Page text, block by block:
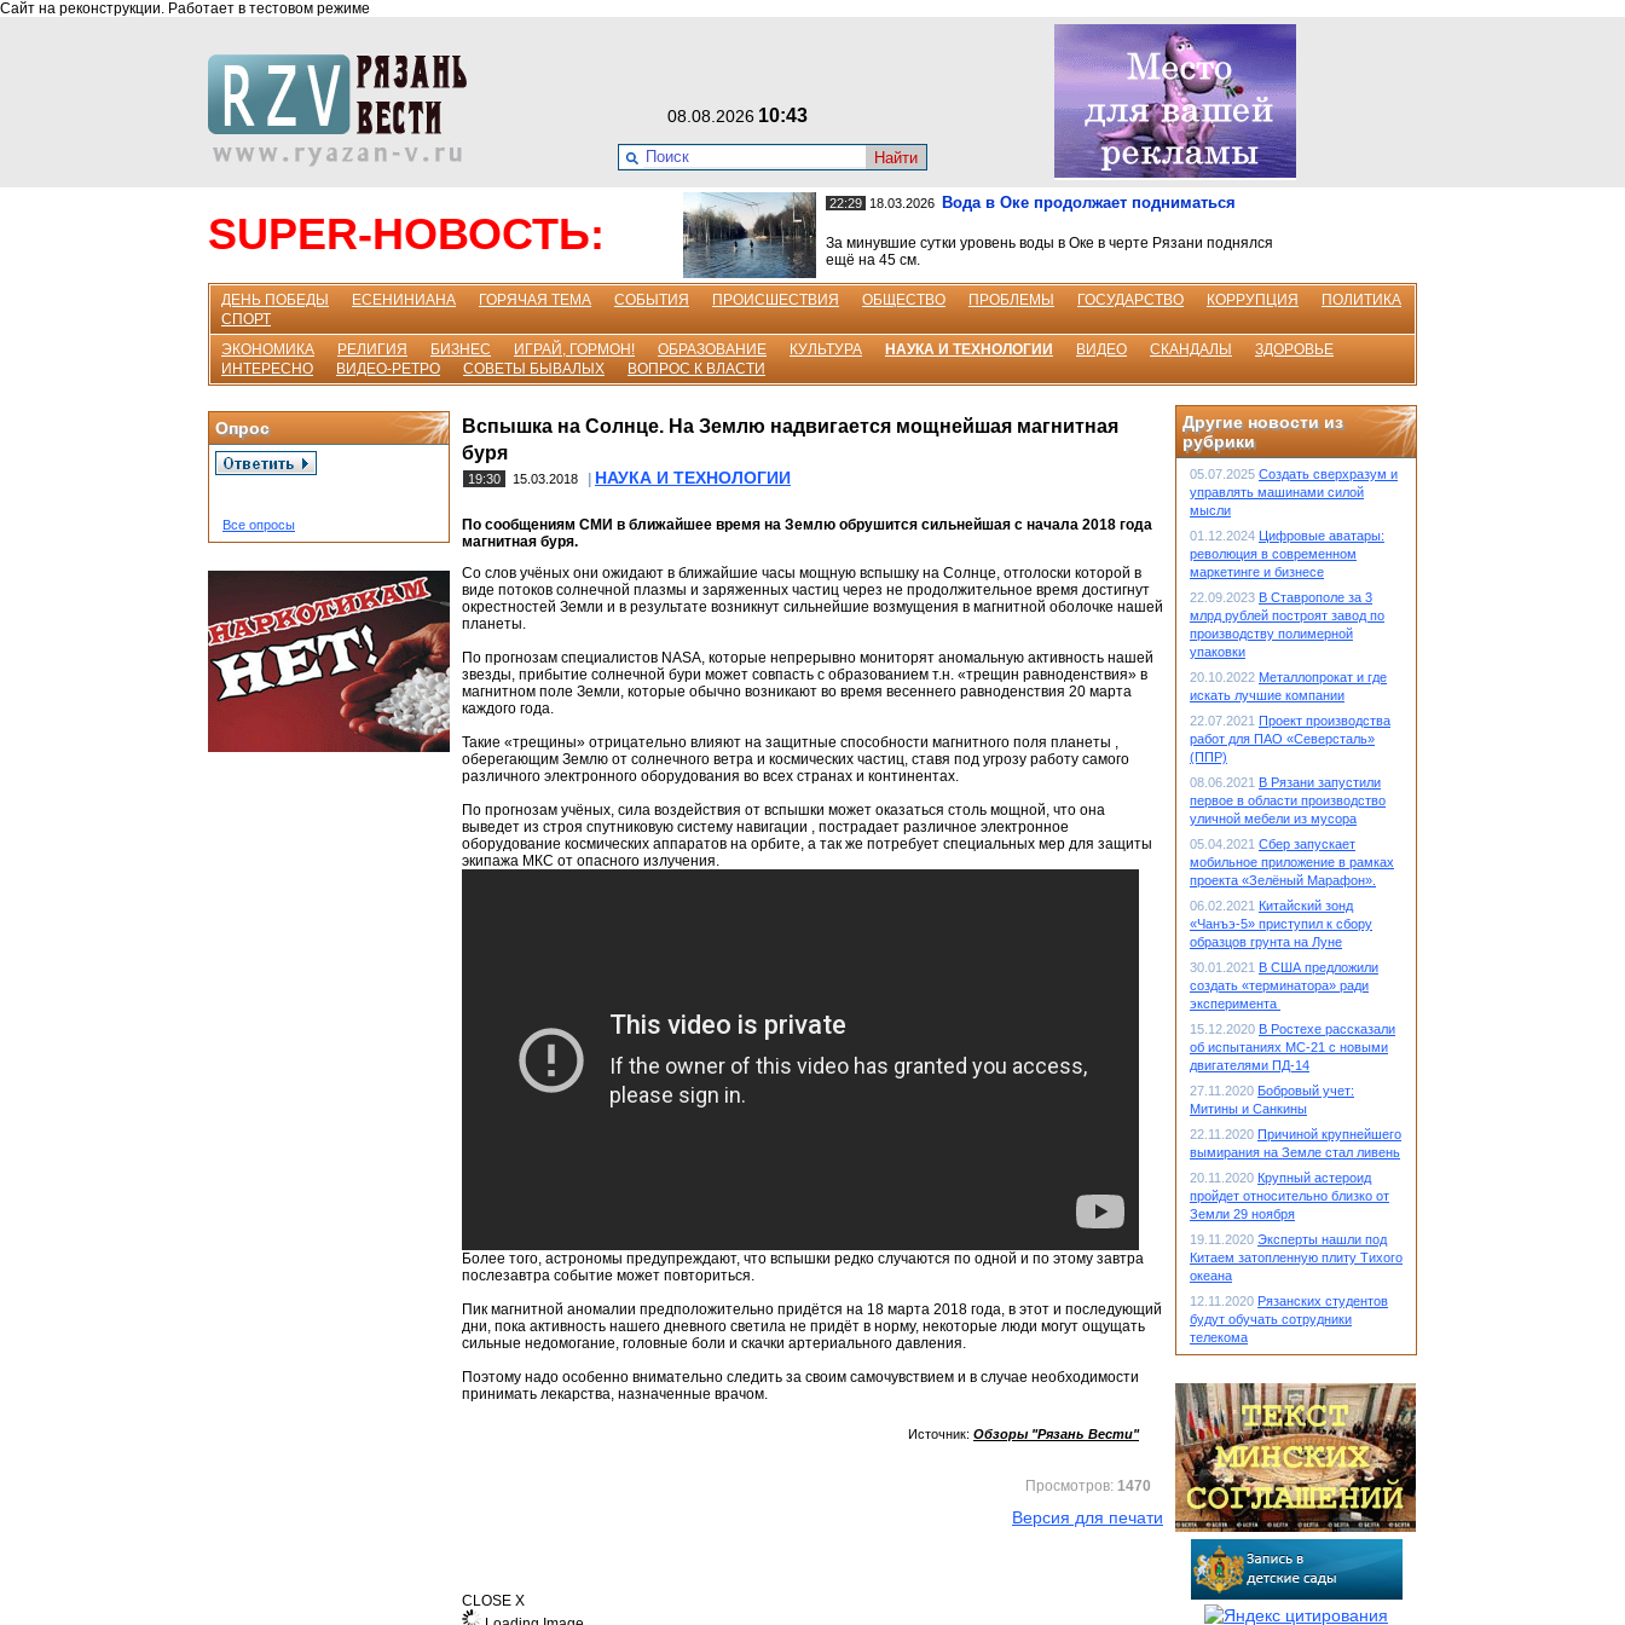
Сайт на реконструкции. Работает в тестовом режиме
08.08.2026 10:43
Найти
SUPER-НОВОСТЬ:
22:29 18.03.2026 Вода в Оке продолжает подниматься
За минувшие сутки уровень воды в Оке в черте Рязани поднялся
ещё на 45 см.
ДЕНЬ ПОБЕДЫ ЕСЕНИНИАНА ГОРЯЧАЯ ТЕМА СОБЫТИЯ ПРОИСШЕСТВИЯ ОБЩЕСТВО ПРОБЛЕМЫ ГОСУДАРСТВО КОРРУПЦИЯ
ПОЛИТИКА
СПОРТ
ЭКОНОМИКА
РЕЛИГИЯ БИЗНЕС ИГРАЙ, ГОРМОН! ОБРАЗОВАНИЕ КУЛЬТУРА НАУКА И ТЕХНОЛОГИИ ВИДЕО СКАНДАЛЫ
ЗДОРОВЬЕ
ИНТЕРЕСНО
ВИДЕО-РЕТРО СОВЕТЫ БЫВАЛЫХ ВОПРОС К ВЛАСТИ
Опрос
Все опросы
Вспышка на Солнце. На Землю надвигается мощнейшая магнитная
буря
19:30 15.03.2018 НАУКА И ТЕХНОЛОГИИ
По сообщениям СМИ в ближайшее время на Землю обрушится сильнейшая с начала 2018 года
магнитная буря.
Со слов учёных они ожидают в ближайшие часы мощную вспышку на Солнце, отголоски которой в
виде потоков солнечной плазмы и заряженных частиц через не продолжительное время достигнут
окрестностей Земли и в результате возникнут сильнейшие возмущения в магнитной оболочке нашей
планеты.
По прогнозам специалистов NASA, которые непрерывно мониторят аномальную активность нашей
звезды, прибытие солнечной бури может совпасть с образованием т.н. «трещин равноденствия» в
магнитном поле Земли, которые обычно возникают во время весеннего равноденствия 20 марта
каждого года.
Такие «трещины» отрицательно влияют на защитные способности магнитного поля планеты ,
оберегающим Землю от солнечного ветра и космических частиц, ставя под угрозу работу самого
различного электронного оборудования во всех странах и континентах.
По прогнозам учёных, сила воздействия от вспышки может оказаться столь мощной, что она
выведет из строя спутниковую систему навигации , пострадает различное электронное
оборудование космических аппаратов на орбите, а так же потребует специальных мер для защиты
экипажа МКС от опасного излучения.
Более того, астрономы предупреждают, что вспышки редко случаются по одной и по этому завтра
послезавтра событие может повториться.
Пик магнитной аномалии предположительно придётся на 18 марта 2018 года, в этот и последующий
дни, пока активность нашего дневного светила не придёт в норму, некоторые люди могут ощущать
сильные недомогание, головные боли и скачки артериального давления.
Поэтому надо особенно внимательно следить за своим самочувствием и в случае необходимости
принимать лекарства, назначенные врачом.
Источник: Обзоры "Рязань Вести"
Просмотров: 1470
Версия для печати
CLOSE X
Другие новости из
рубрики
05.07.2025 Создать сверхразум и
управлять машинами силой
мысли
01.12.2024 Цифровые аватары:
революция в современном
маркетинге и бизнесе
22.09.2023 В Ставрополе за 3
млрд рублей построят завод по
производству полимерной
упаковки
20.10.2022 Металлопрокат и где
искать лучшие компании
22.07.2021 Проект производства
работ для ПАО «Северсталь»
(ППР)
08.06.2021 В Рязани запустили
первое в области производство
уличной мебели из мусора
05.04.2021 Сбер запускает
мобильное приложение в рамках
проекта «Зелёный Марафон».
06.02.2021 Китайский зонд
«Чанъэ-5» приступил к сбору
образцов грунта на Луне
30.01.2021 В США предложили
создать «терминатора» ради
эксперимента
15.12.2020 В Ростехе рассказали
об испытаниях МС-21 с новыми
двигателями ПД-14
27.11.2020 Бобровый учет:
Митины и Санкины
22.11.2020 Причиной крупнейшего
вымирания на Земле стал ливень
20.11.2020 Крупный астероид
пройдет относительно близко от
Земли 29 ноября
19.11.2020 Эксперты нашли под
Китаем затопленную плиту Тихого
океана
12.11.2020 Рязанских студентов
будут обучать сотрудники
телекома